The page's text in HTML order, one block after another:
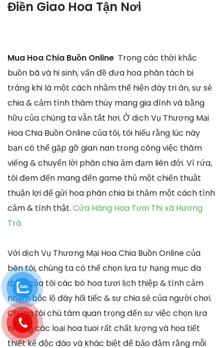
Điền Giao Hoa Tận Nơi
Mua Hoa Chia Buồn Online Trong các thời khắc
buồn bã và hi sinh, vấn đề đưa hoa phân tách bi
tráng khi là một cách nhằm thể hiện đáy tri ân, sự sẻ
chia & cảm tình thâm thúy mang gia đình và bằng
hữu của chúng ta vẫn tắt hơi. Ở dịch Vụ Thương Mại
Hoa Chia Buồn Online của tôi, tôi hiểu rằng lúc này
bạn có thể gặp gỡ gian nan trong công việc thăm
viếng & chuyển lời phân chia ảm đạm liên đới. Vì rứa,
tôi đem đến mang đến game thủ một chiến thuật
thuận lợi để gửi hoa phân chia bi thảm một cách tình
cảm & tình thật. Cửa Hàng Hoa Tươi Thị xã Hương
Trà
Với dịch Vụ Thương Mại Hoa Chia Buồn Online của
bên tôi, chúng ta có thể chọn lựa tự hạng mục đa
dạng của tôi các bó hoa tươi lịch thiệp & tình cảm
nhằm bộc lộ đáy hối tiếc & sự chia sẻ của người chơi.
Chúng tôi chú tâm quan trọng đến sự việc chọn lựa
những các loại hoa tuoi rất chất lượng và họa tiết
thiết kế độc đáo và khác biệt để bảo đảm rằng mỗi